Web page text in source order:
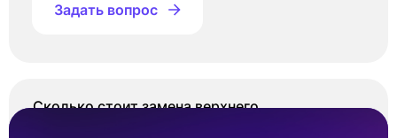
Задать вопрос
Сколько стоит замена верхнего